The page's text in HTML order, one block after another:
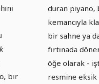
bir
duran piyano,
kemancıyla
bir sahne ya
fırtınada
öğe olarak -
resmine eksik